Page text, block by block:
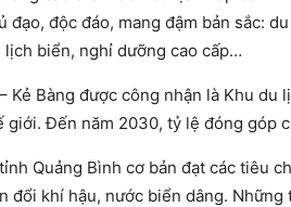
đạo, độc đáo, mang đậm bản sắc:
biển, nghỉ dưỡng cao cấp…
Kẻ Bàng được công nhận là Khu
Đến năm 2030, tỷ lệ đóng góp
Quảng Bình cơ bản đạt các tiêu
đổi khí hậu, nước biển dâng.